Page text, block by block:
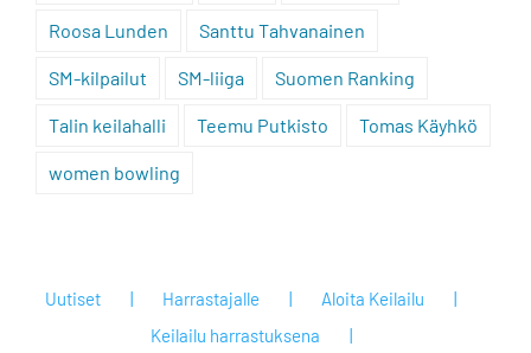
Roosa Lunden Santtu Tahvanainen
SM-kilpailut SM-liiga Suomen Ranking
Talin keilahalli Teemu Putkisto Tomas Käyhkö
women bowling
Uutiset Harrastajalle
Aloita Keilailu
Keilailu harrastuksena